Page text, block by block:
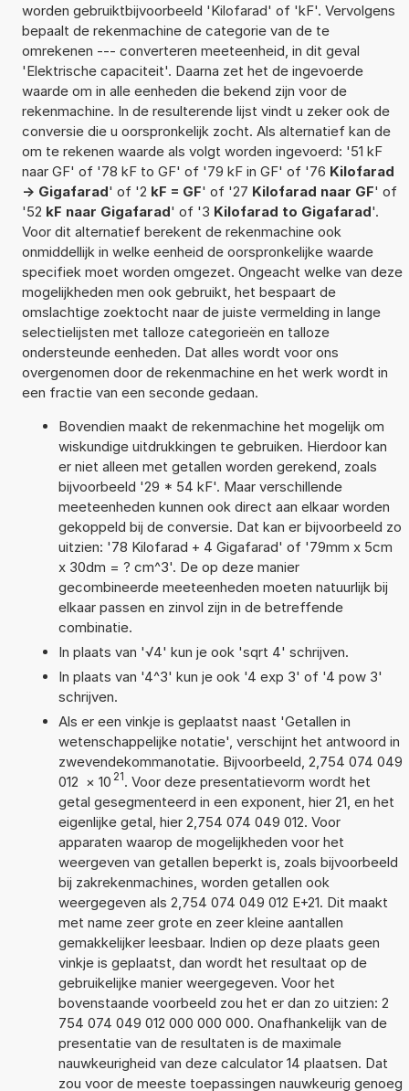
worden gebruiktbijvoorbeeld 'Kilofarad' of 'kF'. Vervolgens
bepaalt de rekenmachine de categorie van de te
omrekenen --- converteren meeteenheid, in dit geval
'Elektrische capaciteit'. Daarna zet het de ingevoerde
waarde om in alle eenheden die bekend zijn voor de
rekenmachine. In de resulterende lijst vindt u zeker ook de
conversie die u oorspronkelijk zocht. Als alternatief kan de
om te rekenen waarde als volgt worden ingevoerd: '51 kF
naar GF' of '78 kF to GF' of '79 kF in GF' of '76 Kilofarad
-> Gigafarad' of '2 kF = GF' of '27 Kilofarad naar GF' of
'52 kF naar Gigafarad' of '3 Kilofarad to Gigafarad'.
Voor dit alternatief berekent de rekenmachine ook
onmiddellijk in welke eenheid de oorspronkelijke waarde
specifiek moet worden omgezet. Ongeacht welke van deze
mogelijkheden men ook gebruikt, het bespaart de
omslachtige zoektocht naar de juiste vermelding in lange
selectielijsten met talloze categorieën en talloze
ondersteunde eenheden. Dat alles wordt voor ons
overgenomen door de rekenmachine en het werk wordt in
een fractie van een seconde gedaan.
Bovendien maakt de rekenmachine het mogelijk om
wiskundige uitdrukkingen te gebruiken. Hierdoor kan
er niet alleen met getallen worden gerekend, zoals
bijvoorbeeld '29 * 54 kF'. Maar verschillende
meeteenheden kunnen ook direct aan elkaar worden
gekoppeld bij de conversie. Dat kan er bijvoorbeeld zo
uitzien: '78 Kilofarad + 4 Gigafarad' of '79mm x 5cm
x 30dm = ? cm^3'. De op deze manier
gecombineerde meeteenheden moeten natuurlijk bij
elkaar passen en zinvol zijn in de betreffende
combinatie.
In plaats van '√4' kun je ook 'sqrt 4' schrijven.
In plaats van '4^3' kun je ook '4 exp 3' of '4 pow 3'
schrijven.
Als er een vinkje is geplaatst naast 'Getallen in
wetenschappelijke notatie', verschijnt het antwoord in
zwevendekommanotatie. Bijvoorbeeld, 2,754 074 049
012 × 10 21. Voor deze presentatievorm wordt het
getal gesegmenteerd in een exponent, hier 21, en het
eigenlijke getal, hier 2,754 074 049 012. Voor
apparaten waarop de mogelijkheden voor het
weergeven van getallen beperkt is, zoals bijvoorbeeld
bij zakrekenmachines, worden getallen ook
weergegeven als 2,754 074 049 012 E+21. Dit maakt
met name zeer grote en zeer kleine aantallen
gemakkelijker leesbaar. Indien op deze plaats geen
vinkje is geplaatst, dan wordt het resultaat op de
gebruikelijke manier weergegeven. Voor het
bovenstaande voorbeeld zou het er dan zo uitzien: 2
754 074 049 012 000 000 000. Onafhankelijk van de
presentatie van de resultaten is de maximale
nauwkeurigheid van deze calculator 14 plaatsen. Dat
zou voor de meeste toepassingen nauwkeurig genoeg